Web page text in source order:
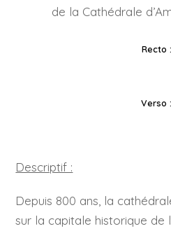
de la Cathédrale
Recto :
Verso :
Descriptif :
Depuis 800 ans, la
sur la capitale historique de